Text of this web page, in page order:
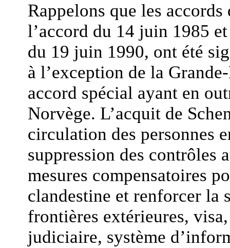
Rappelons que les accords
l’accord du 14 juin 1985
du 19 juin 1990, ont été
à l’exception de la
accord spécial ayant en
Norvège. L’acquit de
circulation des personnes
suppression des contrôles
mesures compensatoires
clandestine et renforcer la
frontières extérieures,
judiciaire, système